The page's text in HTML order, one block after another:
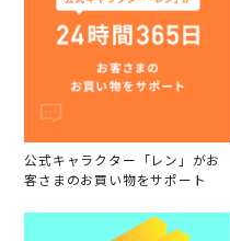
公式キャラクター「レン」がお
客さまのお買い物をサポート